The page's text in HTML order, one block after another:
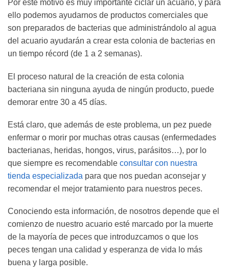
Por este motivo es muy importante ciclar un acuario, y para
ello podemos ayudarnos de productos comerciales que
son preparados de bacterias que administrándolo al agua
del acuario ayudarán a crear esta colonia de bacterias en
un tiempo récord (de 1 a 2 semanas).
El proceso natural de la creación de esta colonia
bacteriana sin ninguna ayuda de ningún producto, puede
demorar entre 30 a 45 días.
Está claro, que además de este problema, un pez puede
enfermar o morir por muchas otras causas (enfermedades
bacterianas, heridas, hongos, virus, parásitos…), por lo
que siempre es recomendable consultar con nuestra
tienda especializada para que nos puedan aconsejar y
recomendar el mejor tratamiento para nuestros peces.
Conociendo esta información, de nosotros depende que el
comienzo de nuestro acuario esté marcado por la muerte
de la mayoría de peces que introduzcamos o que los
peces tengan una calidad y esperanza de vida lo más
buena y larga posible.